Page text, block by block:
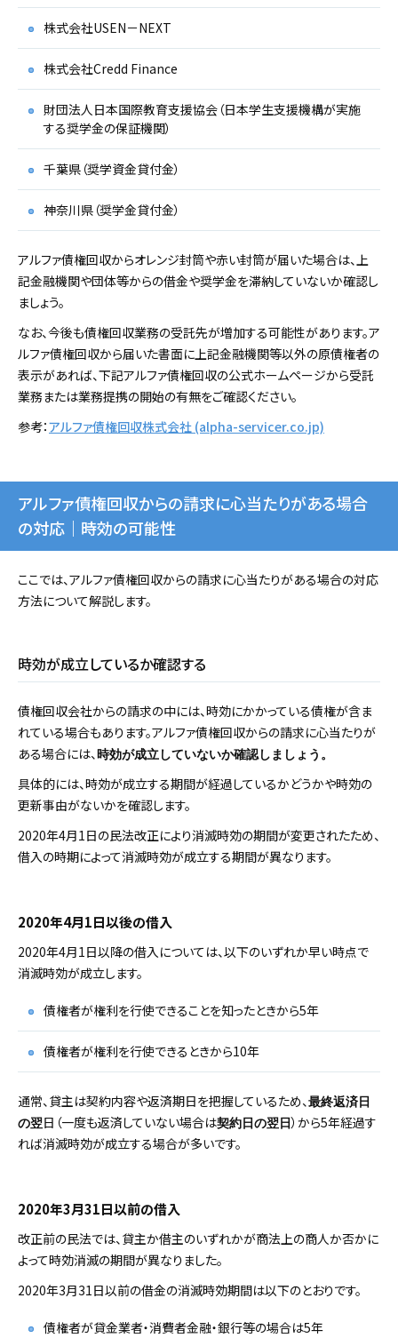
株式会社USEN－NEXT
株式会社Credd Finance
財団法人日本国際教育支援協会（日本学生支援機構が実施
する奨学金の保証機関）
千葉県（奨学資金貸付金）
神奈川県（奨学金貸付金）
アルファ債権回収からオレンジ封筒や赤い封筒が届いた場合は、上
記金融機関や団体等からの借金や奨学金を滞納していないか確認し
ましょう。
なお、今後も債権回収業務の受託先が増加する可能性があります。ア
ルファ債権回収から届いた書面に上記金融機関等以外の原債権者の
表示があれば、下記アルファ債権回収の公式ホームページから受託
業務または業務提携の開始の有無をご確認ください。
参考：アルファ債権回収株式会社 (alpha-servicer.co.jp)
アルファ債権回収からの請求に心当たりがある場合
の対応｜時効の可能性
ここでは、アルファ債権回収からの請求に心当たりがある場合の対応
方法について解説します。
時効が成立しているか確認する
債権回収会社からの請求の中には、時効にかかっている債権が含ま
れている場合もあります。アルファ債権回収からの請求に心当たりが
ある場合には、 時効が成立していないか確認しましょう。
具体的には、時効が成立する期間が経過しているかどうかや時効の
更新事由がないかを確認します。
2020年4月1日の民法改正により消滅時効の期間が変更されたため、
借入の時期によって消滅時効が成立する期間が異なります。
2020年4月1日以後の借入
2020年4月1日以降の借入については、以下のいずれか早い時点で
消滅時効が成立します。
債権者が権利を行使できることを知ったときから5年
債権者が権利を行使できるときから10年
通常、貸主は契約内容や返済期日を把握しているため、最終返済日
の翌日（一度も返済していない場合は契約日の翌日 ）から5年経過す
れば消滅時効が成立する場合が多いです。
2020年3月31日以前の借入
改正前の民法では、貸主か借主のいずれかが商法上の商人か否かに
よって時効消滅の期間が異なりました。
2020年3月31日以前の借金の消滅時効期間は以下のとおりです。
債権者が貸金業者・消費者金融・銀行等の場合は5年